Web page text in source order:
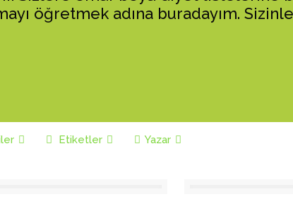
öğretmek adına buradayım.
Etiketler Yazar